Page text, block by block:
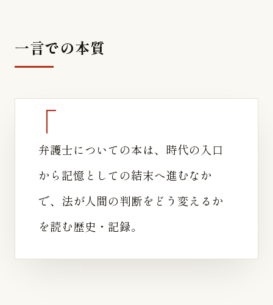
一言での本質
弁護士についての本は、時代の入口
から記憶としての結末へ進むなか
で、法が人間の判断をどう変えるか
を読む歴史・記録。